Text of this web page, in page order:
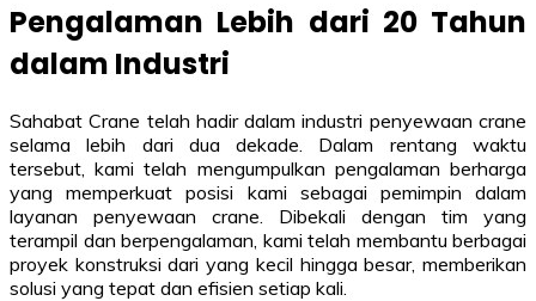
Pengalaman Lebih dari 20 Tahun
dalam Industri
Sahabat Crane telah hadir dalam industri penyewaan crane
selama lebih dari dua dekade. Dalam rentang waktu
tersebut, kami telah mengumpulkan pengalaman berharga
yang memperkuat posisi kami sebagai pemimpin dalam
layanan penyewaan crane. Dibekali dengan tim yang
terampil dan berpengalaman, kami telah membantu berbagai
proyek konstruksi dari yang kecil hingga besar, memberikan
solusi yang tepat dan efisien setiap kali.